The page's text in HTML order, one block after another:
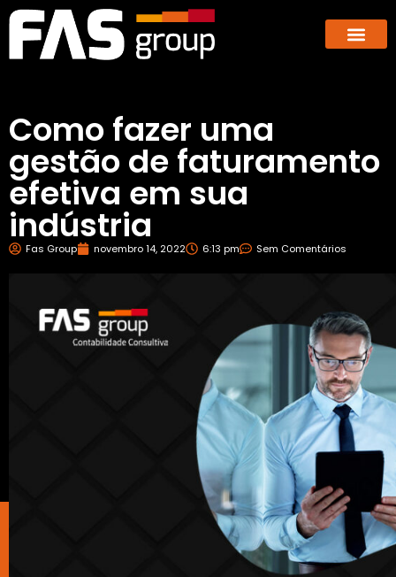
Como fazer uma
gestão de faturamento
efetiva em sua
indústria
Fas Group novembro 14, 2022 6:13 pm Sem Comentários